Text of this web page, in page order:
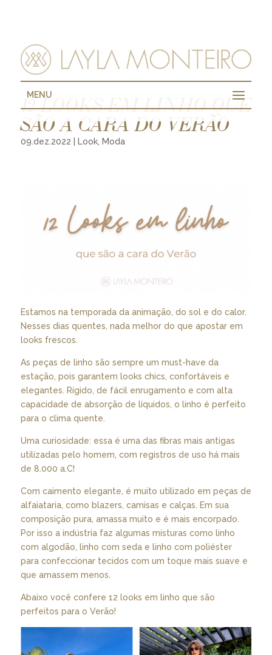
MENU
12 LOOKS EM LINHO QUE
SÃO A CARA DO VERÃO
09.dez.2022 Look, Moda
Estamos na temporada da animação, do sol e do calor.
Nesses dias quentes, nada melhor do que apostar em
looks frescos.
As peças de linho são sempre um must-have da
estação, pois garantem looks chics, confortáveis e
elegantes. Rígido, de fácil enrugamento e com alta
capacidade de absorção de líquidos, o linho é perfeito
para o clima quente.
Uma curiosidade: essa é uma das fibras mais antigas
utilizadas pelo homem, com registros de uso há mais
de 8.000 a.C!
Com caimento elegante, é muito utilizado em peças de
alfaiataria, como blazers, camisas e calças. Em sua
composição pura, amassa muito e é mais encorpado.
Por isso a indústria faz algumas misturas como linho
com algodão, linho com seda e linho com poliéster
para confeccionar tecidos com um toque mais suave e
que amassem menos.
Abaixo você confere 12 looks em linho que são
perfeitos para o Verão!